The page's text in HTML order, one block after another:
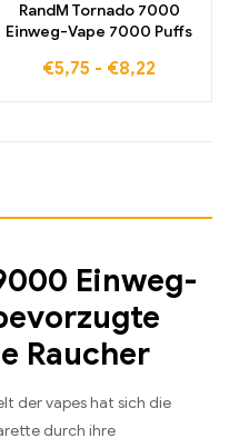
RandM Tornado 7000
Einweg-Vape 7000 Puffs
€5,75 - €8,22
Einweg-
Raucher
der vapes hat sich die
durch ihre